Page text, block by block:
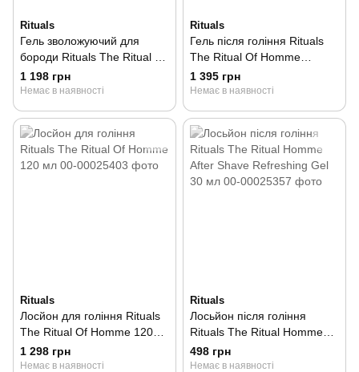
Rituals
Гель зволожуючий для
бороди Rituals The Ritual Of
Homme 30 мл
1 198 грн
Немає в наявності
Rituals
Гель після гоління Rituals
The Ritual Of Homme
Refreshing After Shave Gel
100 мл
1 395 грн
Немає в наявності
Rituals
Лосйон для гоління Rituals
The Ritual Of Homme 120
мл
1 298 грн
Немає в наявності
Rituals
Лосьйон після гоління
Rituals The Ritual Homme
After Shave Refreshing Gel
30 мл
498 грн
Немає в наявності